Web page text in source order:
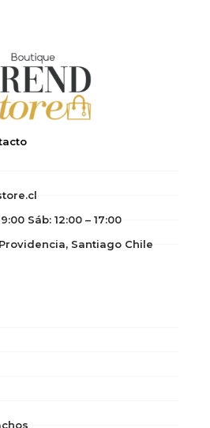
Sáb: 12:00 – 17:00
Santiago Chile